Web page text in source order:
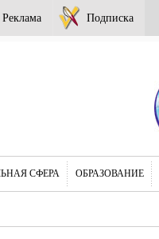
Реклама Подписка
СФЕРА ОБРАЗОВАНИЕ